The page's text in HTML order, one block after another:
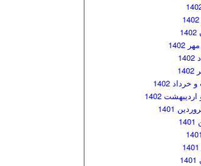
1402
1402
1401